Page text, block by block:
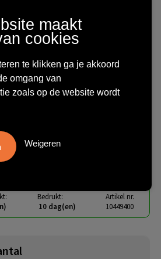
set
-
Bedrukt:
10 dag(en)
Artikel nr.
10449400
maakt
cookies
te klikken ga je akkoord
omgang van
zoals op de website wordt
Weigeren